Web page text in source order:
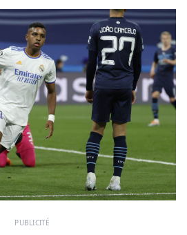
PUBLICITÉ